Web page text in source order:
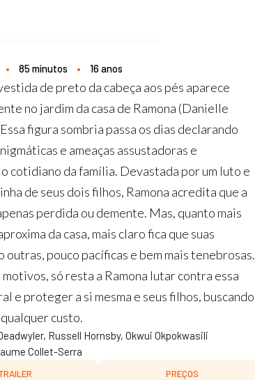
• 85 minutos • 16 anos
de preto da cabeça aos pés aparece
no jardim da casa de Ramona (Danielle
figura sombria passa os dias declarando
e ameaças assustadoras e
cotidiano da família. Devastada por um luto e
de seus dois filhos, Ramona acredita que a
perdida ou demente. Mas, quanto mais
da casa, mais claro fica que suas
outras, pouco pacíficas e bem mais tenebrosas.
motivos, só resta a Ramona lutar contra essa
e proteger a si mesma e seus filhos, buscando
custo.
Russell Hornsby, Okwui Okpokwasili
Collet-Serra
PREÇOS